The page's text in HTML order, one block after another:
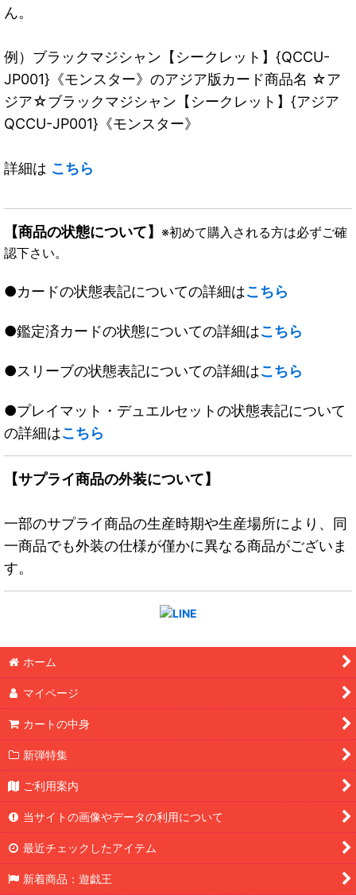
ん。
例）ブラックマジシャン【シークレット】{QCCU-
JP001}《モンスター》のアジア版カード商品名 ☆ア
ジア☆ブラックマジシャン【シークレット】{アジア
QCCU-JP001}《モンスター》
詳細は こちら
【商品の状態について】 ※初めて購入される方は必ずご確
認下さい。
●カードの状態表記についての詳細はこちら
●鑑定済カードの状態についての詳細はこちら
●スリーブの状態表記についての詳細はこちら
●プレイマット・デュエルセットの状態表記について
の詳細はこちら
【サプライ商品の外装について】
一部のサプライ商品の生産時期や生産場所により、同
一商品でも外装の仕様が僅かに異なる商品がございま
す。
ホーム
マイページ
カートの中身
新弾特集
ご利用案内
当サイトの画像やデータの利用について
最近チェックしたアイテム
新着商品：遊戯王